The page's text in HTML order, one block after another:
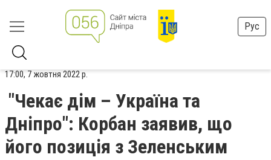
Рус
17:00, 7 жовтня 2022 р.
"Чекає дім – Україна та
Дніпро": Корбан заявив, що
його позиція з Зеленським